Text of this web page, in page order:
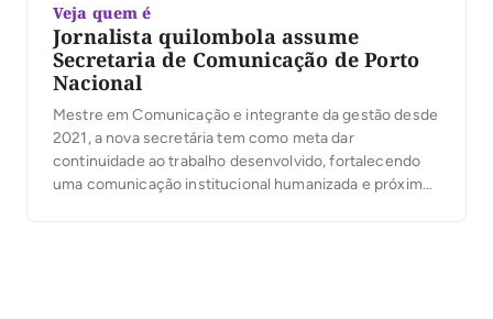
Veja quem é
Jornalista quilombola assume
Secretaria de Comunicação de Porto
Nacional
Mestre em Comunicação e integrante da gestão desde
2021, a nova secretária tem como meta dar
continuidade ao trabalho desenvolvido, fortalecendo
uma comunicação institucional humanizada e próxima